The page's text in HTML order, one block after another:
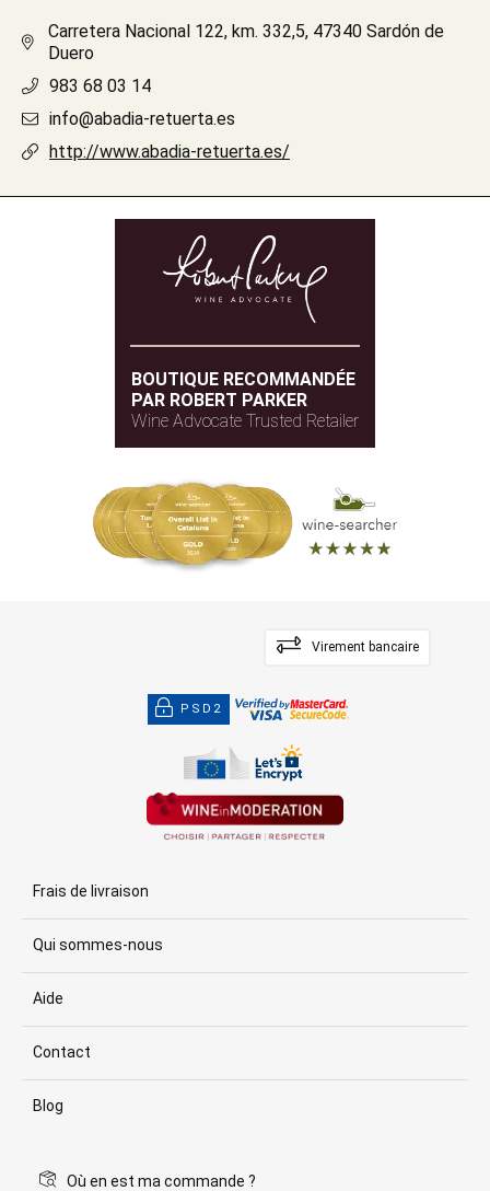
Carretera Nacional 122, km. 332,5, 47340 Sardón de
Duero
983 68 03 14
info@abadia-retuerta.es
http://www.abadia-retuerta.es/
BOUTIQUE RECOMMANDÉE
PAR ROBERT PARKER
Wine Advocate Trusted Retailer
Virement bancaire
PSD2
Frais de livraison
Qui sommes-nous
Aide
Contact
Blog
Où en est ma commande ?